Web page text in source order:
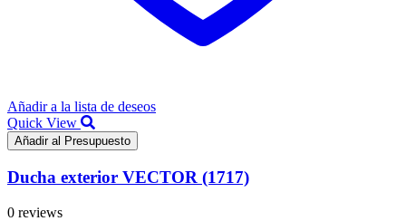
Añadir a la lista de deseos
Quick View
Añadir al Presupuesto
Ducha exterior VECTOR (1717)
0 reviews